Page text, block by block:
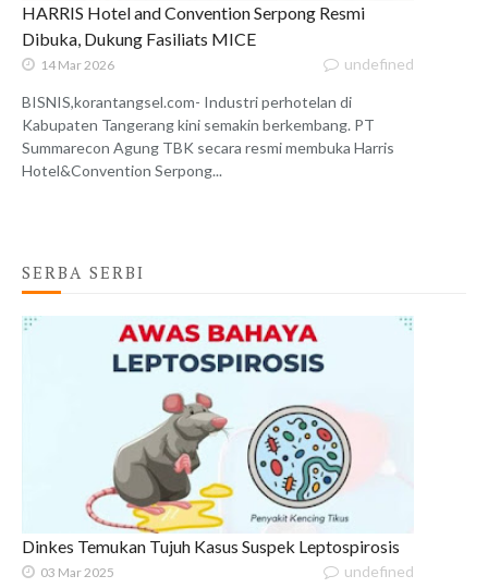
HARRIS Hotel and Convention Serpong Resmi
Dibuka, Dukung Fasiliats MICE
14 Mar 2026 undefined
BISNIS,korantangsel.com- Industri perhotelan di
Kabupaten Tangerang kini semakin berkembang. PT
Summarecon Agung TBK secara resmi membuka Harris
Hotel&Convention Serpong...
SERBA SERBI
Dinkes Temukan Tujuh Kasus Suspek Leptospirosis
03 Mar 2025 undefined